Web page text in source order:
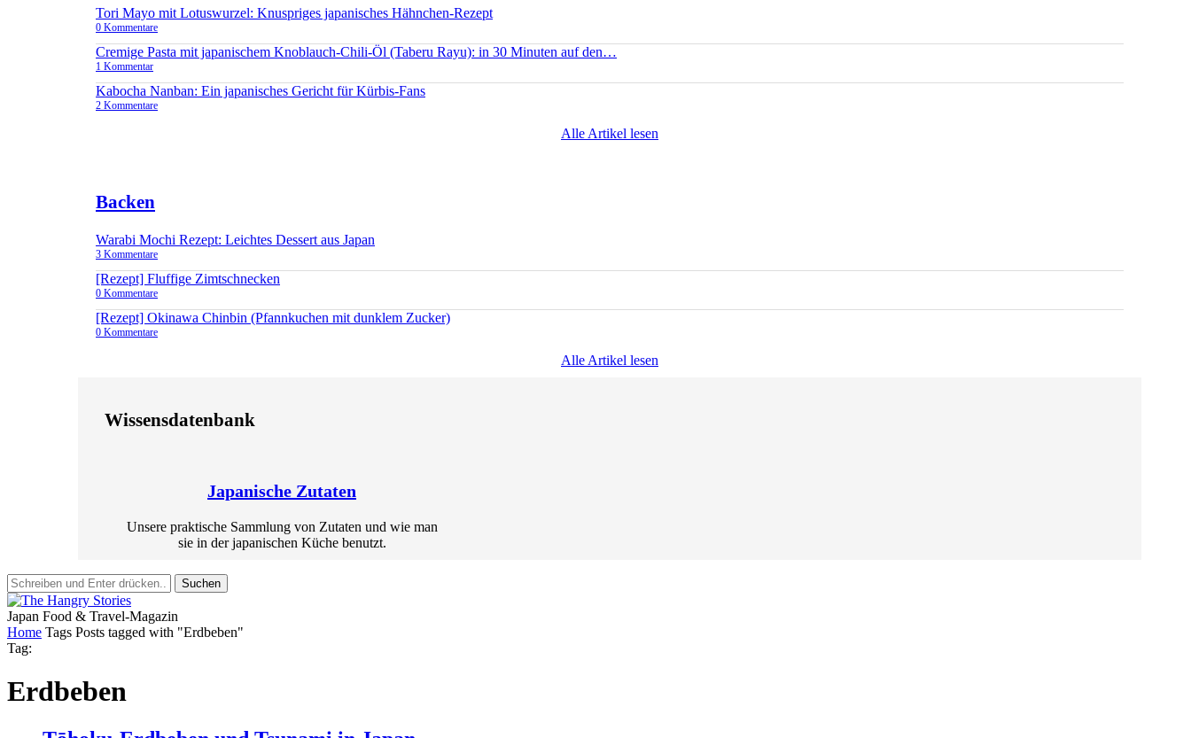
Tori Mayo mit Lotuswurzel: Knuspriges japanisches Hähnchen-Rezept
0 Kommentare
Cremige Pasta mit japanischem Knoblauch-Chili-Öl (Taberu Rayu): in 30 Minuten auf den…
1 Kommentar
Kabocha Nanban: Ein japanisches Gericht für Kürbis-Fans
2 Kommentare
Alle Artikel lesen
Backen
Warabi Mochi Rezept: Leichtes Dessert aus Japan
3 Kommentare
[Rezept] Fluffige Zimtschnecken
0 Kommentare
[Rezept] Okinawa Chinbin (Pfannkuchen mit dunklem Zucker)
0 Kommentare
Alle Artikel lesen
Wissensdatenbank
Japanische Zutaten
Unsere praktische Sammlung von Zutaten und wie man
sie in der japanischen Küche benutzt.
Suchen
Japan Food & Travel-Magazin
Home Tags Posts tagged with "Erdbeben"
Tag:
Erdbeben